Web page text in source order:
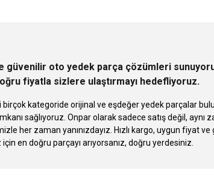
güvenilir oto yedek parça çözümleri
fiyatla sizlere ulaştırmayı hedefliyoruz.
kategoride orijinal ve eşdeğer yedek parçalar
sağlıyoruz. Onpar olarak sadece satış değil, aynı
zaman yanınızdayız. Hızlı kargo, uygun fiyat ve
en doğru parçayı arıyorsanız, doğru yerdesiniz.